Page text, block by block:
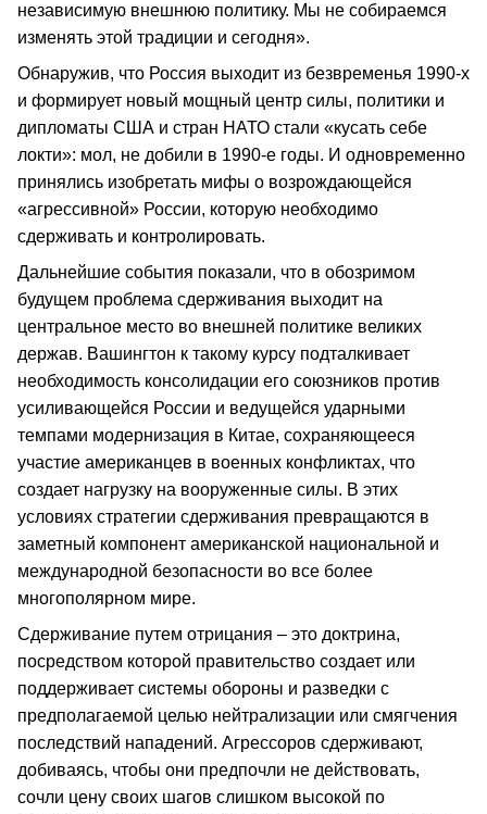
независимую внешнюю политику. Мы не собираемся
изменять этой традиции и сегодня».
Обнаружив, что Россия выходит из безвременья 1990-х
и формирует новый мощный центр силы, политики и
дипломаты США и стран НАТО стали «кусать себе
локти»: мол, не добили в 1990-е годы. И одновременно
принялись изобретать мифы о возрождающейся
«агрессивной» России, которую необходимо
сдерживать и контролировать.
Дальнейшие события показали, что в обозримом
будущем проблема сдерживания выходит на
центральное место во внешней политике великих
держав. Вашингтон к такому курсу подталкивает
необходимость консолидации его союзников против
усиливающейся России и ведущейся ударными
темпами модернизация в Китае, сохраняющееся
участие американцев в военных конфликтах, что
создает нагрузку на вооруженные силы. В этих
условиях стратегии сдерживания превращаются в
заметный компонент американской национальной и
международной безопасности во все более
многополярном мире.
Сдерживание путем отрицания – это доктрина,
посредством которой правительство создает или
поддерживает системы обороны и разведки с
предполагаемой целью нейтрализации или смягчения
последствий нападений. Агрессоров сдерживают,
добиваясь, чтобы они предпочли не действовать,
сочли цену своих шагов слишком высокой по